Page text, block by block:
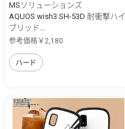
MSソリューションズ
AQUOS wish3 SH-53D 耐衝撃ハイ
ブリッド...
参考価格￥2,180
ハード